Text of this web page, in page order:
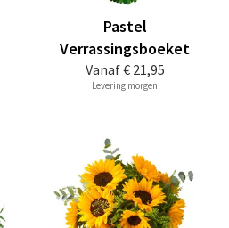
Vanaf€ 21,95
Pastel
Verrassingsboeket
Levering morgen